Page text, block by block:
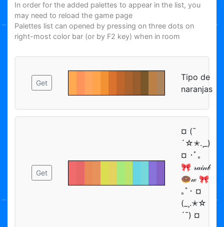
In order for the added palettes to appear in the list, you
may need to reload the game page
Palettes list can opened by pressing on three dots on
right-most color bar (or by F2 key) when in room
Get
Tipo de
naranjas
Get
¤ (¯
´☆✭.¸_)
¤ ･ﾟ｡
🎀 𝓇𝒶𝒾𝓃𝒷
🍩𝓌 🎀
｡ﾟ･ ¤
(_¸.✭☆
´¯) ¤